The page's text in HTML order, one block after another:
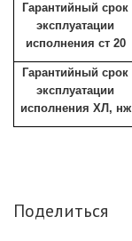
Гарантийный срок
эксплуатации
исполнения ст 20
Гарантийный срок
эксплуатации
исполнения ХЛ, нж
Поделиться